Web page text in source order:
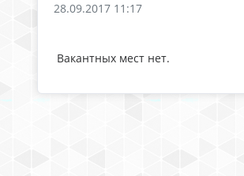
28.09.2017 11:17
Вакантных мест нет.